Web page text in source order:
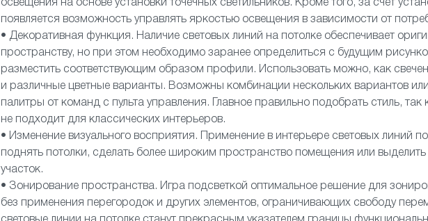
освещения на основе установки точечных светильников. Кроме того, за счет
появляется возможность управлять яркостью освещения в зависимости от
• Декоративная функция. Наличие световых линий на потолке обеспечивает
пространству, но при этом необходимо заранее определиться с будущим
разместить соответствующим образом профили. Использовать можно, как
и различные цветные варианты. Возможны комбинации нескольких вариантов
палитры от команд с пульта управления. Главное правильно подобрать стиль, так
не подходит для классических интерьеров.
• Изменение визуального восприятия. Применение в интерьере световых линий
поднять потолки, сделать более широким пространство помещения или
участок.
• Зонирование пространства. Игра подсветкой оптимальное решение для
без применения перегородок и других элементов, ограничивающих свободу